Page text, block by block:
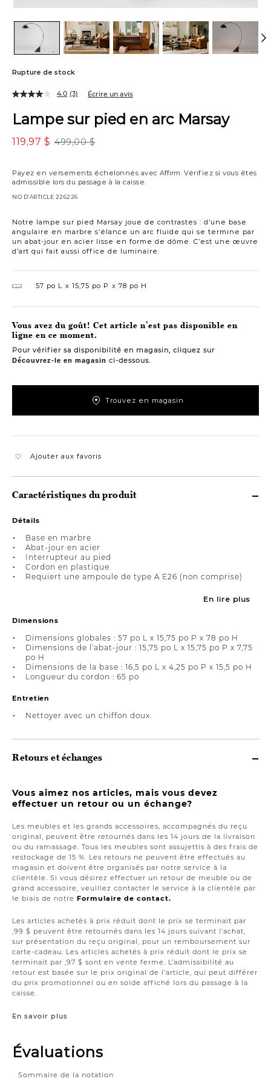
Rupture de stock
Lampe sur pied en arc Marsay
499,00 $
119,97 $
Payez en versements échelonnés avec Affirm. Vérifiez si vous êtes
admissible lors du passage à la caisse.
NO D’ARTICLE 226226
Notre lampe sur pied Marsay joue de contrastes : d’une base
angulaire en marbre s’élance un arc fluide qui se termine par
un abat-jour en acier lisse en forme de dôme. C’est une œuvre
d’art qui fait aussi office de luminaire.
4.0 (3) Écrire un avis
57 po L 15,75 po P 78 po H
Vous avez du goût! Cet article n’est pas disponible en
ligne en ce moment.
Pour vérifier sa disponibilité en magasin, cliquez sur
Découvrez-le en magasin ci-dessous.
Trouvez en magasin
Ajouter aux favoris
Caractéristiques du produit
Détails
Base en marbre
Abat-jour en acier
Interrupteur au pied
Cordon en plastique
Requiert une ampoule de type A E26 (non comprise)
En lire plus
Dimensions
Dimensions globales : 57 po L x 15,75 po P x 78 po H
Dimensions de l’abat-jour : 15,75 po L x 15,75 po P x 7,75
po H
Dimensions de la base : 16,5 po L x 4,25 po P x 15,5 po H
Longueur du cordon : 65 po
Entretien
Nettoyer avec un chiffon doux.
Retours et échanges
Vous aimez nos articles, mais vous devez
effectuer un retour ou un échange?
Les meubles et les grands accessoires, accompagnés du reçu
original, peuvent être retournés dans les 14 jours de la livraison
ou du ramassage. Tous les meubles sont assujettis à des frais de
restockage de 15 %. Les retours ne peuvent être effectués au
magasin et doivent être organisés par notre service à la
clientèle. Si vous désirez effectuer un retour de meuble ou de
grand accessoire, veuillez contacter le service à la clientèle par
le biais de notre Formulaire de contact.
Les articles achetés à prix réduit dont le prix se terminait par
,99 $ peuvent être retournés dans les 14 jours suivant l'achat,
sur présentation du reçu original, pour un remboursement sur
carte-cadeau. Les articles achetés à prix réduit dont le prix se
terminait par ,97 $ sont en vente ferme. L’admissibilité au
retour est basée sur le prix original de l’article, qui peut différer
du prix promotionnel ou en solde affiché lors du passage à la
caisse.
En savoir plus